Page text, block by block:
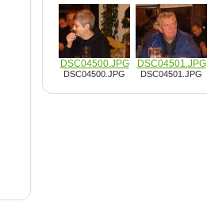
DSC04500.JPG
DSC04500.JPG
DSC04501.JPG
DSC04501.JPG